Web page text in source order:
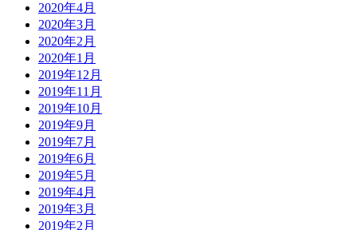
2020年4月
2020年3月
2020年2月
2020年1月
2019年12月
2019年11月
2019年10月
2019年9月
2019年7月
2019年6月
2019年5月
2019年4月
2019年3月
2019年2月